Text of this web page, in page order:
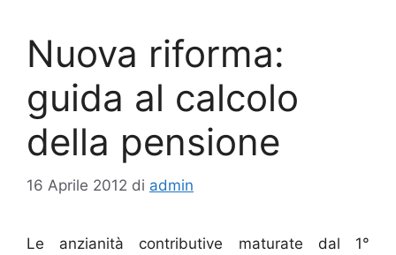
Nuova riforma:
guida al calcolo
della pensione
16 Aprile 2012 di admin
Le anzianità contributive maturate dal 1°